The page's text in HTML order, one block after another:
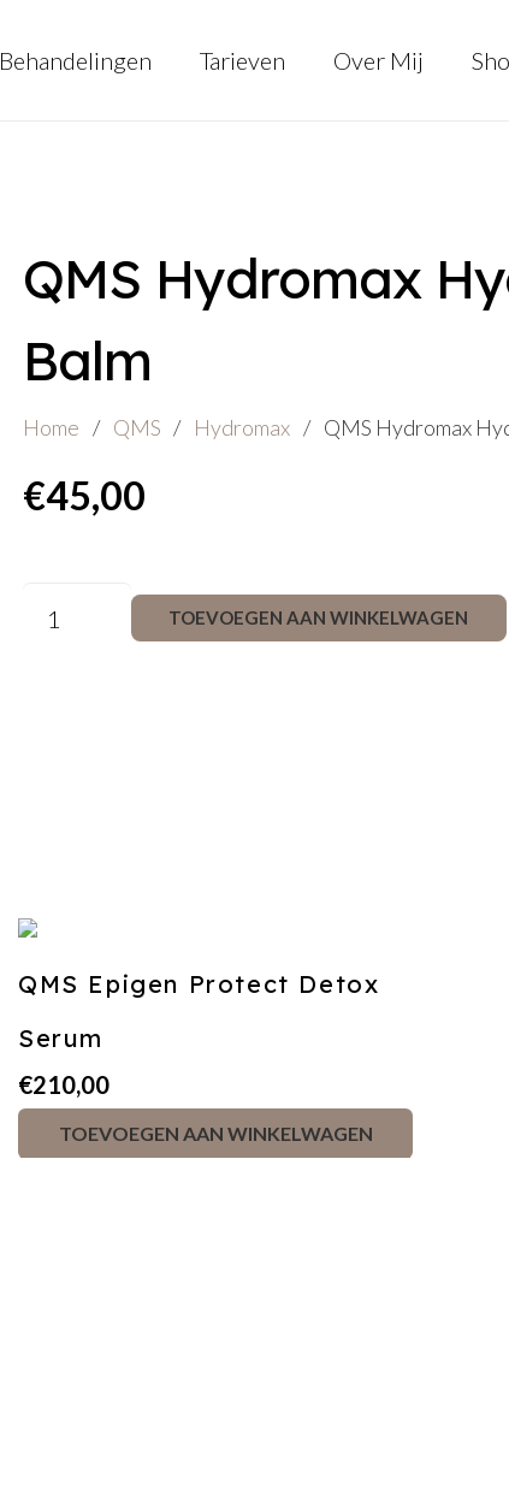
Behandelingen Tarieven Over Mij
QMS Hydromax
Balm
Home / QMS / Hydromax / QMS Hydromax
€45,00
Hydromax
TOEVOEGEN AAN WINKELWAGEN
QMS Epigen Protect Detox
Serum
€210,00
TOEVOEGEN AAN WINKELWAGEN